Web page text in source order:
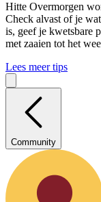
Hitte Overmorgen
Check alvast of je
is, geef je kwetsbare
met zaaien tot het
Lees meer tips
Community